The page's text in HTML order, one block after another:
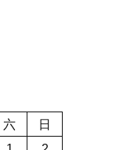
六
日